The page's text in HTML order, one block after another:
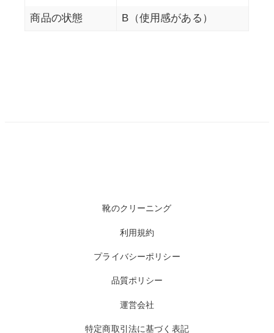
商品の状態 B（使用感がある）
靴のクリーニング
利用規約
プライバシーポリシー
品質ポリシー
運営会社
特定商取引法に基づく表記